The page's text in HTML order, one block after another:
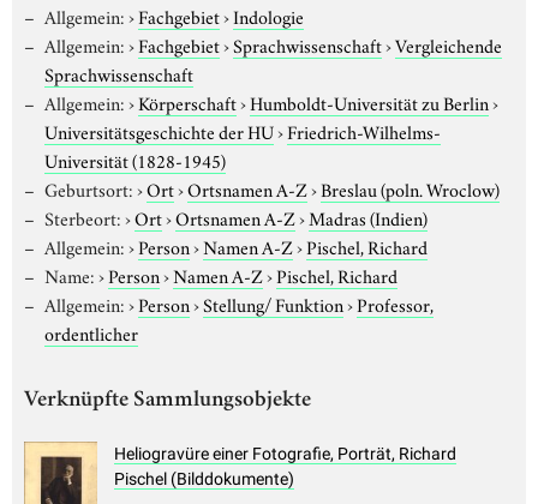
Allgemein:›Fachgebiet›Indologie
Allgemein:›Fachgebiet›Sprachwissenschaft›Vergleichende
Sprachwissenschaft
Allgemein:›Körperschaft›Humboldt-Universität zu Berlin›
Universitätsgeschichte der HU›Friedrich-Wilhelms-
Universität (1828-1945)
Geburtsort:›Ort›Ortsnamen A-Z›Breslau (poln. Wroclow)
Sterbeort:›Ort›Ortsnamen A-Z›Madras (Indien)
Allgemein:›Person›Namen A-Z›Pischel, Richard
Name:›Person›Namen A-Z›Pischel, Richard
Allgemein:›Person›Stellung/ Funktion›Professor,
ordentlicher
Verknüpfte Sammlungsobjekte
Heliogravüre einer Fotografie, Porträt, Richard
Pischel (Bilddokumente)